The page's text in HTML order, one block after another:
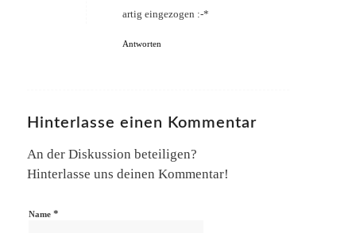
artig eingezogen :-*
Antworten
Hinterlasse einen Kommentar
An der Diskussion beteiligen?
Hinterlasse uns deinen Kommentar!
Name *